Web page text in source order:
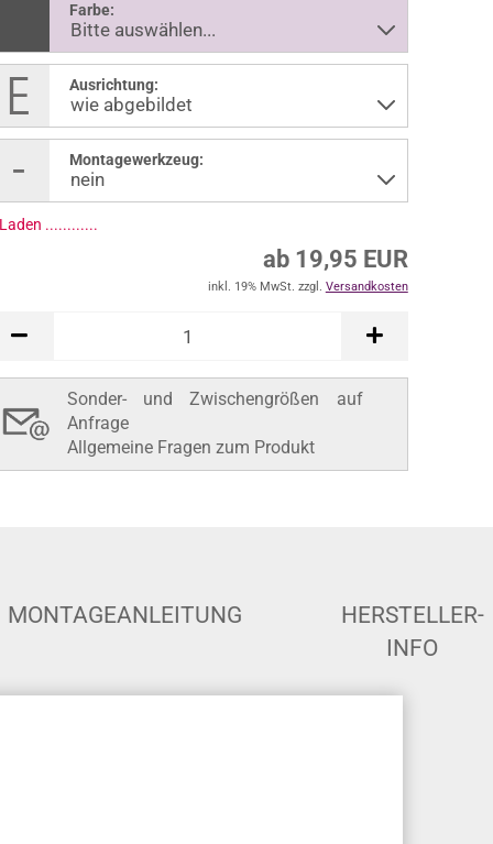
Farbe:
Ausrichtung:
Montagewerkzeug:
..............
ab 19,95 EUR
inkl. 19% MwSt. zzgl. Versandkosten
Sonder- und Zwischengrößen auf
Anfrage
Allgemeine Fragen zum Produkt
MONTAGEANLEITUNG
HERSTELLER-
INFO